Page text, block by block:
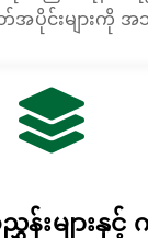
အပိုင်းများကို အသုံ
န်းများနှ